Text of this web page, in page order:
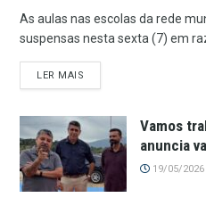
As aulas nas escolas da rede
suspensas nesta sexta (7) em
LER MAIS
Vamos
anuncia
19/05/2026